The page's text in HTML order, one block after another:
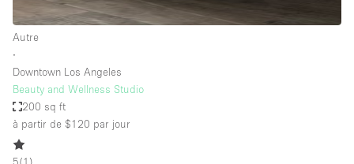
Autre
∙
Downtown Los Angeles
Beauty and Wellness Studio
200 sq ft
à partir de $120 par jour